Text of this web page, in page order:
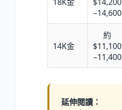
–14,600
14K金
約
$11,100
–11,400
延伸閱讀：